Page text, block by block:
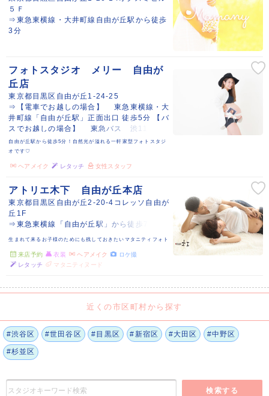
５Ｆ
⇒東急東横線・大井町線自由が丘駅から徒歩
3分
フォトスタジオ メリー 自由が
丘店
東京都目黒区自由が丘1-24-25
⇒【電車でお越しの場合】 東急東横線・大
井町線「自由が丘駅」正面出口 徒歩5分 【バ
スでお越しの場合】 東急バス 渋11 自由
ヶ丘学園 下車 徒歩2分 【お車でお越しの場
合】 専用駐車場はございません。近隣にい
くつかコインパーキングがございますのでそ
ちらをご利用ください
自由が丘駅から徒歩5分！自然光が溢れる一軒家型フォトスタジ
オです♡
ヘアメイク レタッチ 女性スタッフ
アトリエ木下 自由が丘本店
東京都目黒区自由が丘2-20-4コレッソ自由が
丘1F
⇒東急東横線「自由が丘駅」から徒歩7分
生まれて来るお子様のためにも残しておきたいマタニティフォト
来店予約 衣装 ヘアメイク
ロケ撮
レタッチ
マタニティヌード
近くの市区町村から探す
#渋谷区 #世田谷区 #目黒区 #新宿区 #大田区 #中野区
#杉並区
検索する